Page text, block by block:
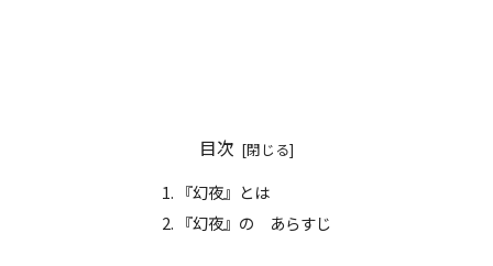
目次
『幻夜』とは
『幻夜』の あらすじ